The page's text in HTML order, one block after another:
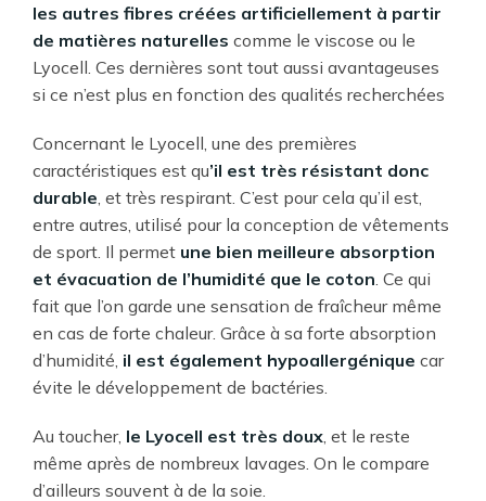
les autres fibres créées artificiellement à partir
de matières naturelles comme le viscose ou le
Lyocell. Ces dernières sont tout aussi avantageuses
si ce n’est plus en fonction des qualités recherchées
Concernant le Lyocell, une des premières
caractéristiques est qu’il est très résistant donc
durable , et très respirant. C’est pour cela qu’il est,
entre autres, utilisé pour la conception de vêtements
de sport. Il permet une bien meilleure absorption
et évacuation de l’humidité que le coton . Ce qui
fait que l’on garde une sensation de fraîcheur même
en cas de forte chaleur. Grâce à sa forte absorption
d’humidité, il est également hypoallergénique car
évite le développement de bactéries.
Au toucher, le Lyocell est très doux , et le reste
même après de nombreux lavages. On le compare
d’ailleurs souvent à de la soie.